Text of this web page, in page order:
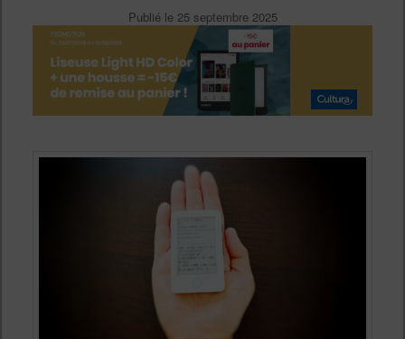
Publié le 25 septembre 2025